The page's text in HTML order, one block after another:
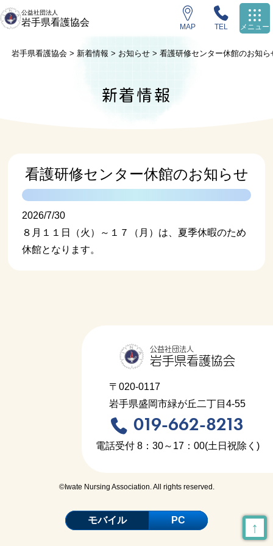
公益社団法人
岩手県看護協会 MAP TEL メニュー
岩手県看護協会 > 新着情報 > お知らせ >看護研修センター休館のお知ら
新着情報
看護研修センター休館のお知らせ
2026/7/30
８月１１日（火）～１７（月）は、夏季休暇のため
休館となります。
↑
公益社団法人
岩手県看護協会
〒020-0117
岩手県盛岡市緑が丘二丁目4-55
019-662-8213
電話受付 8：30～17：00(土日祝除く)
©Iwate Nursing Association. All rights reserved.
モバイル PC